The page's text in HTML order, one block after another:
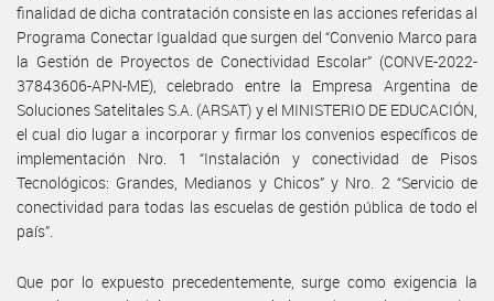
finalidad de dicha contratación consiste en las acciones referidas al
Programa Conectar Igualdad que surgen del “Convenio Marco para
la Gestión de Proyectos de Conectividad Escolar” (CONVE-2022-
37843606-APN-ME), celebrado entre la Empresa Argentina de
Soluciones Satelitales S.A. (ARSAT) y el MINISTERIO DE EDUCACIÓN,
el cual dio lugar a incorporar y firmar los convenios específicos de
implementación Nro. 1 “Instalación y conectividad de Pisos
Tecnológicos: Grandes, Medianos y Chicos” y Nro. 2 “Servicio de
conectividad para todas las escuelas de gestión pública de todo el
país”.
Que por lo expuesto precedentemente, surge como exigencia la